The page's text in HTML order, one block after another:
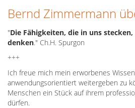
Bernd Zimmermann
"Die Fähigkeiten, die in uns
denken." Ch.H. Spurgon
+++
Ich freue mich mein erworbenes
anwendungsorientiert weitergeben zu
Menschen ein Stück auf ihrem
dürfen.